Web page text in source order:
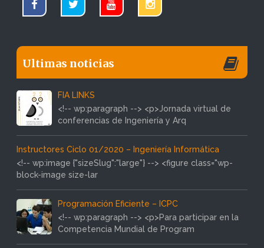
Ultimas noticias
FIA LINKS
<!-- wp:paragraph --> <p>Jornada virtual de
conferencias de Ingeniería y Arq
Instructores Ciclo 01/2020 – Ingeniería Informática
<!-- wp:image {"sizeSlug":"large"} --> <figure class="wp-
block-image size-lar
Programación Eficiente – ICPC
<!-- wp:paragraph --> <p>Para participar en la
Competencia Mundial de Program